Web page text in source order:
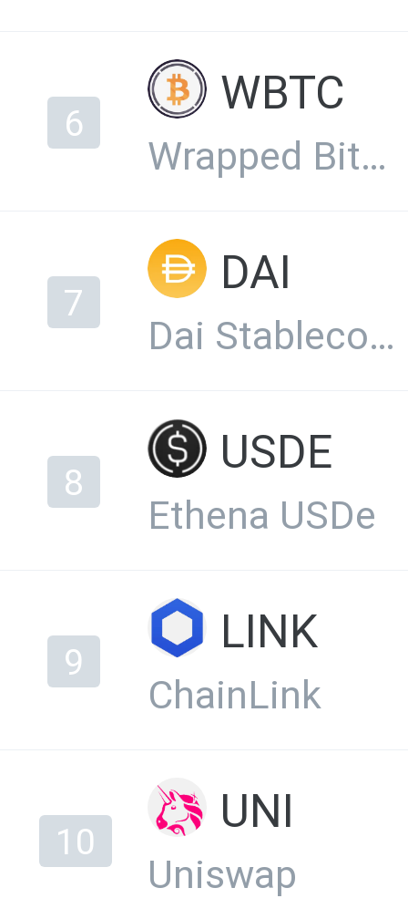
6
WBTC
Wrapped Bitcoin
7
DAI
Dai Stablecoin
8
USDE
Ethena USDe
9
LINK
ChainLink
10
UNI
Uniswap